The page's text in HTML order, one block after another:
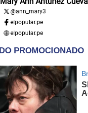
@ann_mary3
elpopular.pe
elpopular.pe